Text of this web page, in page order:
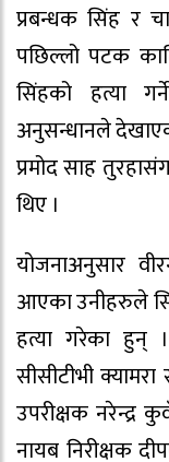
प्रबन्धक सिंह र
पछिल्लो पटक
सिंहको हत्या
अनुसन्धानले
प्रमोद साह
थिए ।
योजनाअनुसार
आएका उनीहरुले
हत्या गरेका हुन्
सीसीटीभी
उपरीक्षक नरेन्द्र
नायब निरीक्षक